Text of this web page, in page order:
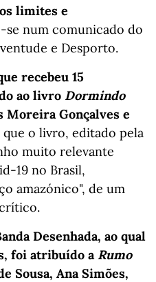
limites e
se num comunicado do
e Desporto.
recebeu 15
ao livro Dormindo
Moreira Gonçalves e
o livro, editado pela
muito relevante
19 no Brasil,
amazónico", de um
Desenhada, ao qual
foi atribuído a Rumo
Sousa, Ana Simões,